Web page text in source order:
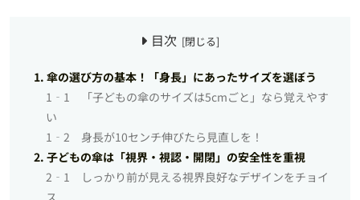
目次
1. 傘の選び方の基本！「身長」にあったサイズを選ぼう
1‐1 「子どもの傘のサイズは5cmごと」なら覚えやす
い
1‐2 身長が10センチ伸びたら見直しを！
2. 子どもの傘は「視界・視認・開閉」の安全性を重視
2‐1 しっかり前が見える視界良好なデザインをチョイ